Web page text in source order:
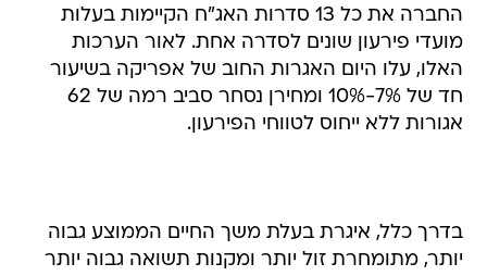
החברה את כל 13 סדרות האג"ח הקיימות בעלות
מועדי פירעון שונים לסדרה אחת. לאור הערכות
האלו, עלו היום האגרות החוב של אפריקה בשיעור
חד של 7%-10% ומחירן נסחר סביב רמה של 62
אגורות ללא ייחוס לטווחי הפירעון.
בדרך כלל, איגרת בעלת משך החיים הממוצע גבוה
יותר, מתומחרת זול יותר ומקנות תשואה גבוה יותר